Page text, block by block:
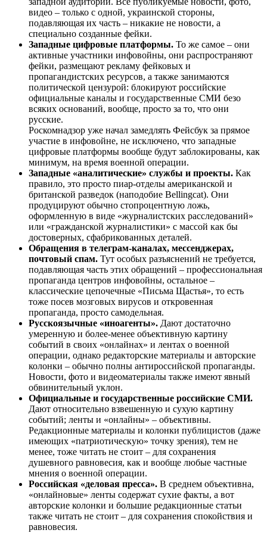
видео – только с одной, украинской стороны,
подавляющая их часть – никакие не новости, а
специально созданные фейки.
Западные цифровые платформы. То же самое – они
активные участники инфовойны, они распространяют
фейки, размещают рекламу фейковых и
пропагандистских ресурсов, а также занимаются
политической цензурой: блокируют российские
официальные каналы и государственные СМИ безо
всяких оснований, вообще, просто за то, что они
русские.
Роскомнадзор уже начал замедлять Фейсбук за прямое
участие в инфовойне, не исключено, что западные
цифровые платформы вообще будут заблокированы, как
минимум, на время военной операции.
Западные «аналитические» службы и проекты. Как
правило, это просто пиар-отделы американской и
британской разведок (наподобие Bellingcat). Они
продуцируют обычно стопроцентную ложь,
оформленную в виде «журналистских расследований»
или «гражданской журналистики» с массой как бы
достоверных, сфабрикованных деталей.
Обращения в телеграм-каналах, мессенджерах,
почтовый спам. Тут особых разъяснений не требуется,
подавляющая часть этих обращений – профессиональная
пропаганда центров инфовойны, остальное –
классические цепочечные «Письма Щастья», то есть
тоже посев мозговых вирусов и откровенная
пропаганда, просто самодельная.
Русскоязычные «иноагенты». Дают достаточно
умеренную и более-менее объективную картину
событий в своих «онлайнах» и лентах о военной
операции, однако редакторские материалы и авторские
колонки – обычно полны антироссийской пропаганды.
Новости, фото и видеоматериалы также имеют явный
обвинительный уклон.
Официальные и государственные российские СМИ.
Дают относительно взвешенную и сухую картину
событий; ленты и «онлайны» – объективны.
Редакционные материалы и колонки публицистов (даже
имеющих «патриотическую» точку зрения), тем не
менее, тоже читать не стоит – для сохранения
душевного равновесия, как и вообще любые частные
мнения о военной операции.
Российская «деловая пресса». В среднем объективна,
«онлайновые» ленты содержат сухие факты, а вот
авторские колонки и большие редакционные статьи
также читать не стоит – для сохранения спокойствия и
равновесия.